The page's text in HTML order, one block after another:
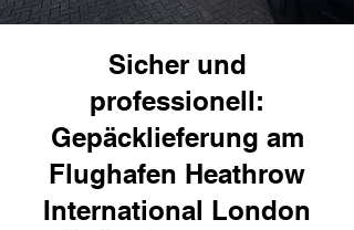
Sicher und
professionell:
Gepäcklieferung am
Flughafen Heathrow
International London